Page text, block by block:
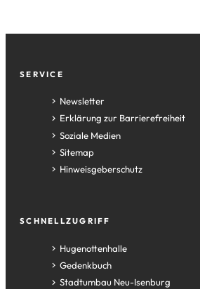
Fußzeile
SERVICE
Newsletter
Erklärung zur Barrierefreiheit
Soziale Medien
Sitemap
Hinweisgeberschutz
SCHNELLZUGRIFF
Hugenottenhalle
(Öffnet
in
einem
Gedenkbuch
(Öffnet
in Stadtumbau Neu-Isenburg
(Öffnet